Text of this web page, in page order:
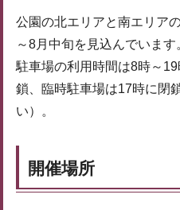
公園の北エリアと南エリア
～8月中旬を見込んでいます
駐車場の利用時間は8時～
鎖、臨時駐車場は17時に閉
い）。
開催場所